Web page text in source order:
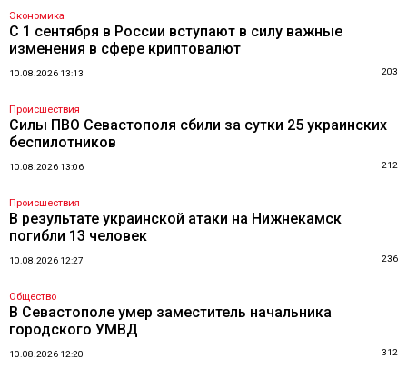
Экономика
С 1 сентября в России вступают в силу важные
изменения в сфере криптовалют
10.08.2026 13:13 203
Происшествия
Силы ПВО Севастополя сбили за сутки 25 украинских
беспилотников
10.08.2026 13:06 212
Происшествия
В результате украинской атаки на Нижнекамск
погибли 13 человек
10.08.2026 12:27 236
Общество
В Севастополе умер заместитель начальника
городского УМВД
10.08.2026 12:20 312